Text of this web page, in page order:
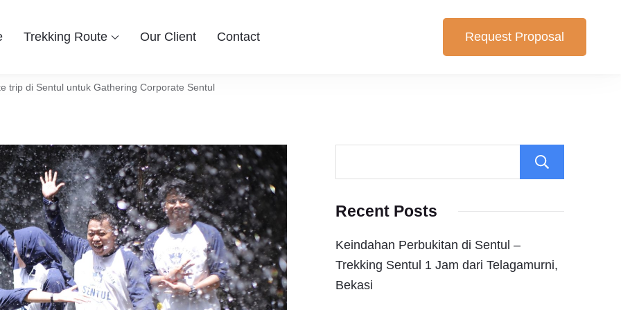
berwisata ke Bogor Sentul, Hiking dan Trekking Sentul pilihan yang cocok untuk anda. Berikut Pilihan Harga Paket ,
Trekking Route Our Client Contact Request Proposal
trip di Sentul untuk Gathering Corporate Sentul
Recent Posts
Keindahan Perbukitan di Sentul –
Trekking Sentul 1 Jam dari Telagamurni,
Bekasi